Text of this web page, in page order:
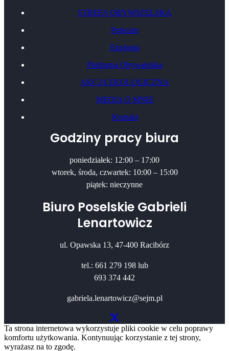
STREFA OBYWATELSKA
Polecam
Ekologia
Platforma Obywatelska
AKCJA EKOLOGICZNA
MEDIA O MNIE
Kontakt
Godziny pracy biura
poniedziałek: 12:00 – 17:00
wtorek, środa, czwartek: 10:00 – 15:00
piątek: nieczynne
Biuro Poselskie Gabrieli
Lenartowicz
ul. Opawska 13, 47-400 Racibórz
tel.: 661 279 198 lub
693 374 442
gabriela.lenartowicz@sejm.pl
Ta strona internetowa wykorzystuje pliki cookie w celu poprawy
komfortu użytkowania. Kontynuując korzystanie z tej strony,
wyrażasz na to zgodę.